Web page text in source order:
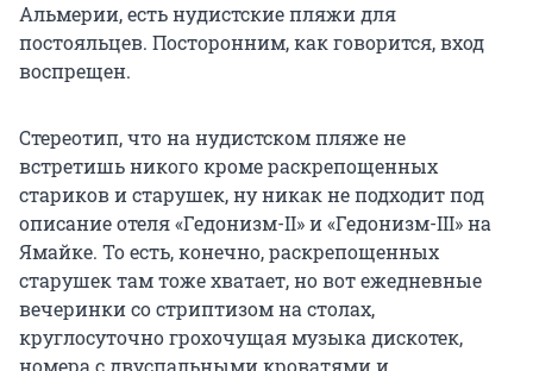
Альмерии, есть нудистские пляжи для
постояльцев. Посторонним, как говорится, вход
воспрещен.
Стереотип, что на нудистском пляже не
встретишь никого кроме раскрепощенных
стариков и старушек, ну никак не подходит под
описание отеля «Гедонизм-II» и «Гедонизм-III» на
Ямайке. То есть, конечно, раскрепощенных
старушек там тоже хватает, но вот ежедневные
вечеринки со стриптизом на столах,
круглосуточно грохочущая музыка дискотек,
номера с двуспальными кроватями и